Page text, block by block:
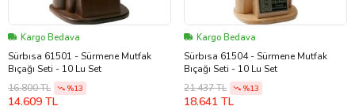
Kargo Bedava
Sürbısa 61501 - Sürmene Mutfak
Bıçağı Seti - 10 Lu Set
16.800 TL
%13
14.609 TL
Kargo Bedava
Sürbısa 61504 - Sürmene Mutfak
Bıçağı Seti - 10 Lu Set
21.437 TL
%13
18.641 TL